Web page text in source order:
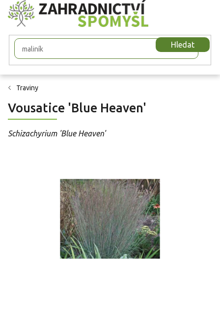
Přejít
na
obsah
Hledat
Traviny
Vousatice 'Blue Heaven'
Schizachyrium 'Blue Heaven'